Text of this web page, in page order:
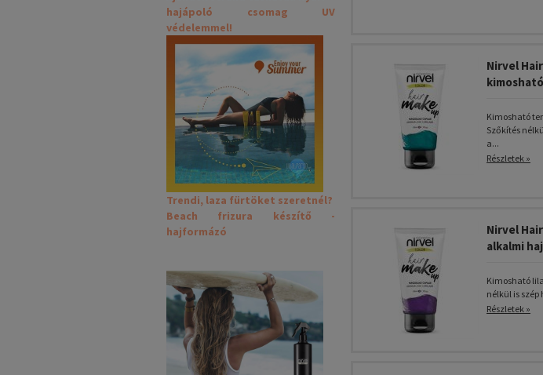
Nirvel
Kimosható
Szőkítés
a...
Részletek »
Nirvel
alkalmi
Kimosható
nélkül is
Részletek »
hajápoló csomag UV
védelemmel!
Trendi, laza fürtöket szeretnél?
Beach frizura készítő -
hajformázó